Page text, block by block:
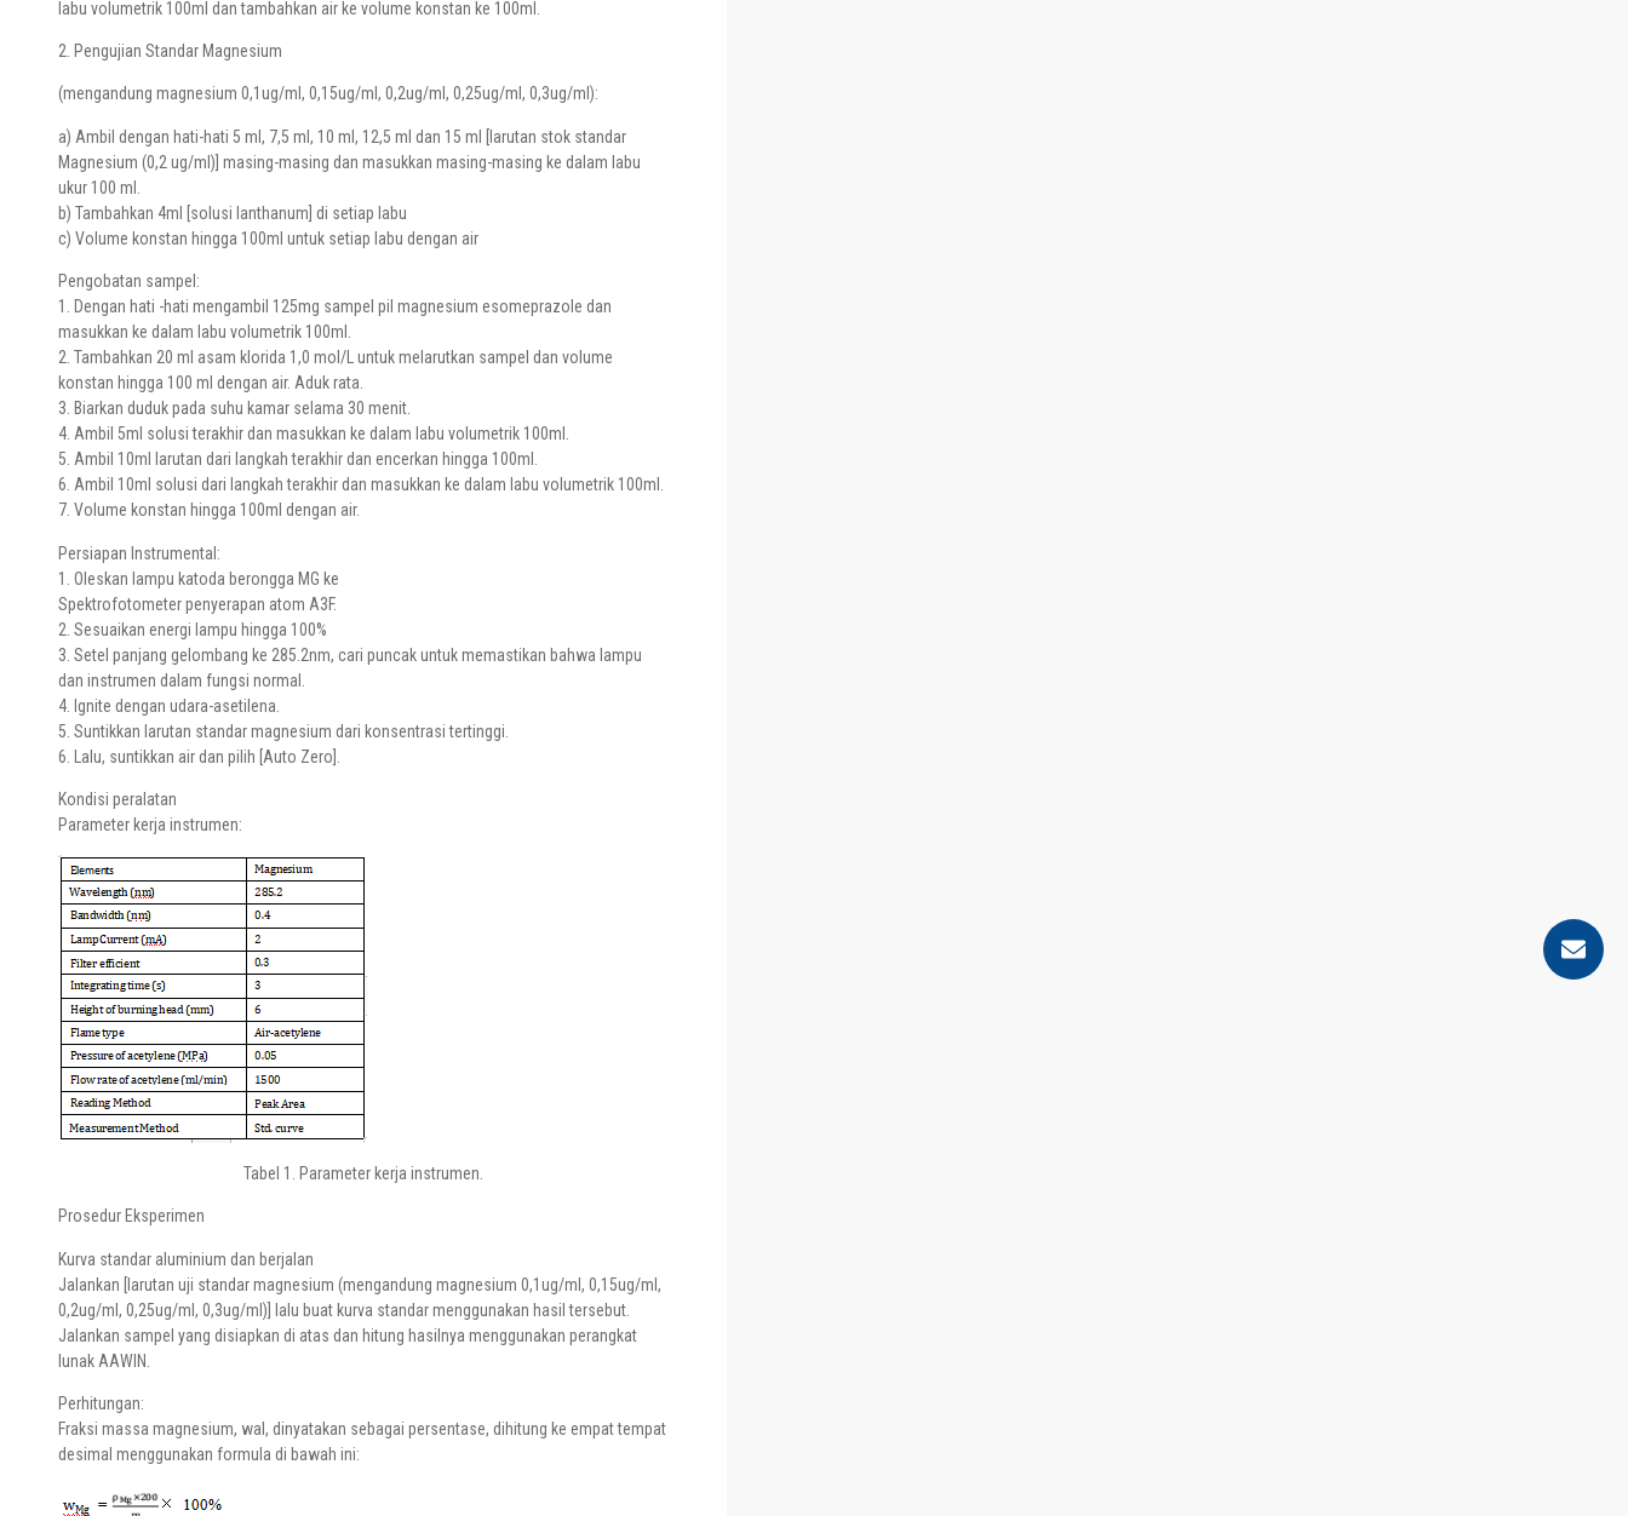
labu volumetrik 100ml dan tambahkan air ke volume konstan ke 100ml.
2. Pengujian Standar Magnesium
(mengandung magnesium 0,1ug/ml, 0,15ug/ml, 0,2ug/ml, 0,25ug/ml, 0,3ug/ml):
a) Ambil dengan hati-hati 5 ml, 7,5 ml, 10 ml, 12,5 ml dan 15 ml [larutan stok standar
Magnesium (0,2 ug/ml)] masing-masing dan masukkan masing-masing ke dalam labu
ukur 100 ml.
b) Tambahkan 4ml [solusi lanthanum] di setiap labu
c) Volume konstan hingga 100ml untuk setiap labu dengan air
Pengobatan sampel:
1. Dengan hati -hati mengambil 125mg sampel pil magnesium esomeprazole dan
masukkan ke dalam labu volumetrik 100ml.
2. Tambahkan 20 ml asam klorida 1,0 mol/L untuk melarutkan sampel dan volume
konstan hingga 100 ml dengan air. Aduk rata.
3. Biarkan duduk pada suhu kamar selama 30 menit.
4. Ambil 5ml solusi terakhir dan masukkan ke dalam labu volumetrik 100ml.
5. Ambil 10ml larutan dari langkah terakhir dan encerkan hingga 100ml.
6. Ambil 10ml solusi dari langkah terakhir dan masukkan ke dalam labu volumetrik 100ml.
7. Volume konstan hingga 100ml dengan air.
Persiapan Instrumental:
1. Oleskan lampu katoda berongga MG ke
Spektrofotometer penyerapan atom A3F.
2. Sesuaikan energi lampu hingga 100%
3. Setel panjang gelombang ke 285.2nm, cari puncak untuk memastikan bahwa lampu
dan instrumen dalam fungsi normal.
4. Ignite dengan udara-asetilena.
5. Suntikkan larutan standar magnesium dari konsentrasi tertinggi.
6. Lalu, suntikkan air dan pilih [Auto Zero].
Kondisi peralatan
Parameter kerja instrumen:
Tabel 1. Parameter kerja instrumen.
Prosedur Eksperimen
Kurva standar aluminium dan berjalan
Jalankan [larutan uji standar magnesium (mengandung magnesium 0,1ug/ml, 0,15ug/ml,
0,2ug/ml, 0,25ug/ml, 0,3ug/ml)] lalu buat kurva standar menggunakan hasil tersebut.
Jalankan sampel yang disiapkan di atas dan hitung hasilnya menggunakan perangkat
lunak AAWIN.
Perhitungan:
Fraksi massa magnesium, wal, dinyatakan sebagai persentase, dihitung ke empat tempat
desimal menggunakan formula di bawah ini: